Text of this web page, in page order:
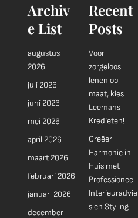
Archiv
e List
augustus
2026
juli 2026
juni 2026
mei 2026
april 2026
maart 2026
februari 2026
januari 2026
december
Recent
Posts
Voor
zorgeloos
lenen op
maat, kies
Leemans
Kredieten!
Creëer
Harmonie in
Huis met
Professioneel
Interieuradvie
s en Styling